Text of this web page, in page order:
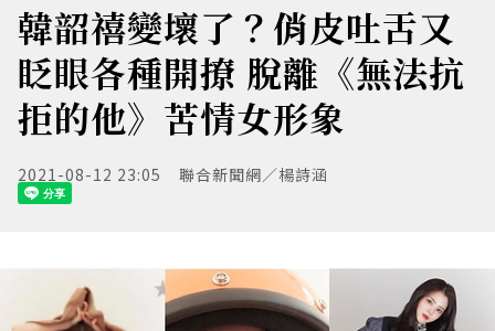
韓韶禧變壞了？俏皮吐舌又
眨眼各種開撩 脫離《無法抗
拒的他》苦情女形象
2021-08-12 23:05 聯合新聞網／楊詩涵